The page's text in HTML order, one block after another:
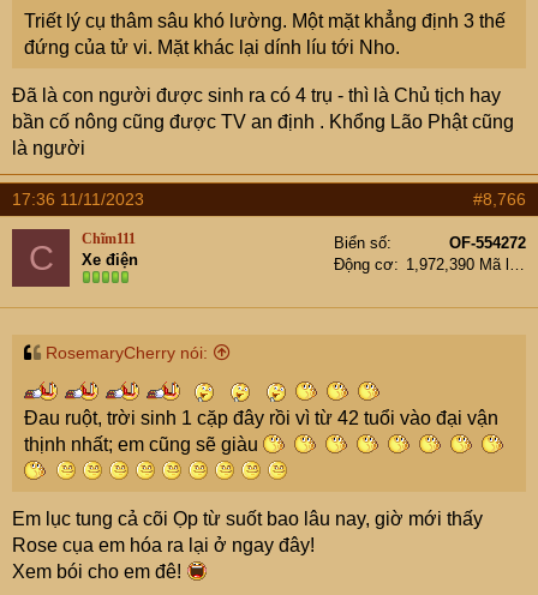
Triết lý cụ thâm sâu khó lường. Một mặt khẳng định 3 thế
đứng của tử vi. Mặt khác lại dính líu tới Nho.
Đã là con người được sinh ra có 4 trụ - thì là Chủ tịch hay
bần cố nông cũng được TV an định . Khổng Lão Phật cũng
là người
17:36 11/11/2023 #8,766
C Chĩm111
Xe điện
Biển số
OF-554272
Động cơ
1,972,390 Mã lực
RosemaryCherry nói:
Đau ruột, trời sinh 1 cặp đây rồi vì từ 42 tuổi vào đại vận
thịnh nhất; em cũng sẽ giàu
Em lục tung cả cõi Ọp từ suốt bao lâu nay, giờ mới thấy
Rose cụa em hóa ra lại ở ngay đây!
Xem bói cho em đê!